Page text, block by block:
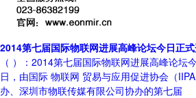
2014第七届国际物联网进展高峰论坛今日正
（ ）：2014第七届国际物联网进展高峰论坛
日，由国际 物联网 贸易与应用促进协会（
办、深圳市物联传媒有限公司协办的第七届